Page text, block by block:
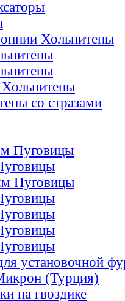
Хольнитены
со стразами
Пуговицы
Пуговицы
установочной
(Турция)
на гвоздике